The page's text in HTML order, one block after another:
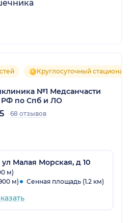
Круглосуточный стационар
№1 Медсанчасти
по Спб и ЛО
68 отзывов
ул Малая Морская, д 10
м)
м)
Сенная площадь (1.2 км)